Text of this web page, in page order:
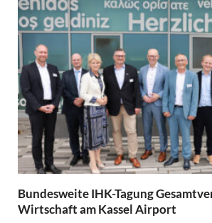
Bundesweite IHK-Tagung
Wirtschaft am Kassel Airport